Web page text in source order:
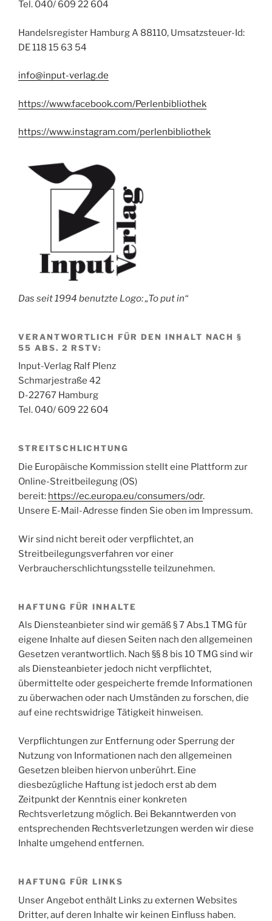
Tel. 040/ 609 22 604
Handelsregister Hamburg A 88110, Umsatzsteuer-Id:
DE 118 15 63 54
info@input-verlag.de
https://www.facebook.com/Perlenbibliothek
https://www.instagram.com/perlenbibliothek
Das seit 1994 benutzte Logo: „To put in“
VERANTWORTLICH FÜR DEN INHALT NACH §
55 ABS. 2 RSTV:
Input-Verlag Ralf Plenz
Schmarjestraße 42
D-22767 Hamburg
Tel. 040/ 609 22 604
STREITSCHLICHTUNG
Die Europäische Kommission stellt eine Plattform zur
Online-Streitbeilegung (OS)
bereit: https://ec.europa.eu/consumers/odr.
Unsere E-Mail-Adresse finden Sie oben im Impressum.
Wir sind nicht bereit oder verpflichtet, an
Streitbeilegungsverfahren vor einer
Verbraucherschlichtungsstelle teilzunehmen.
HAFTUNG FÜR INHALTE
Als Diensteanbieter sind wir gemäß § 7 Abs.1 TMG für
eigene Inhalte auf diesen Seiten nach den allgemeinen
Gesetzen verantwortlich. Nach §§ 8 bis 10 TMG sind wir
als Diensteanbieter jedoch nicht verpflichtet,
übermittelte oder gespeicherte fremde Informationen
zu überwachen oder nach Umständen zu forschen, die
auf eine rechtswidrige Tätigkeit hinweisen.
Verpflichtungen zur Entfernung oder Sperrung der
Nutzung von Informationen nach den allgemeinen
Gesetzen bleiben hiervon unberührt. Eine
diesbezügliche Haftung ist jedoch erst ab dem
Zeitpunkt der Kenntnis einer konkreten
Rechtsverletzung möglich. Bei Bekanntwerden von
entsprechenden Rechtsverletzungen werden wir diese
Inhalte umgehend entfernen.
HAFTUNG FÜR LINKS
Unser Angebot enthält Links zu externen Websites
Dritter, auf deren Inhalte wir keinen Einfluss haben.